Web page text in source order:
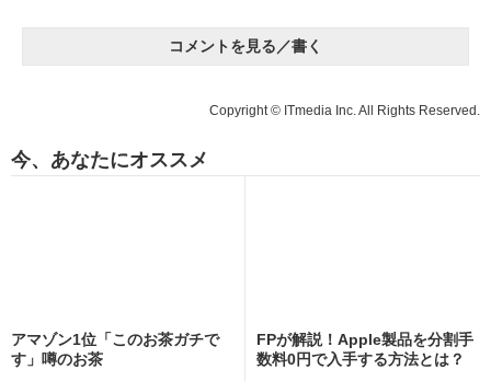
コメントを見る／書く
Copyright © ITmedia Inc. All Rights Reserved.
今、あなたにオススメ
アマゾン1位「このお茶ガチで
す」噂のお茶
FPが解説！Apple製品を分割手
数料0円で入手する方法とは？